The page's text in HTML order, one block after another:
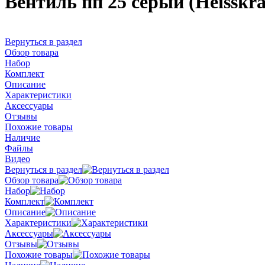
Вернуться в раздел
Обзор товара
Набор
Комплект
Описание
Характеристики
Аксессуары
Отзывы
Похожие товары
Наличие
Файлы
Видео
Вернуться в раздел
Обзор товара
Набор
Комплект
Описание
Характеристики
Аксессуары
Отзывы
Похожие товары